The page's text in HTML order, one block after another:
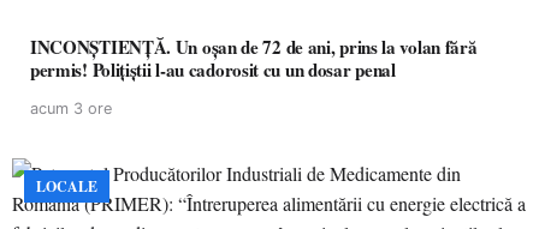
INCONȘTIENȚĂ. Un oșan de 72 de ani, prins la volan fără
permis! Polițiștii l-au cadorosit cu un dosar penal
acum 3 ore
LOCALE